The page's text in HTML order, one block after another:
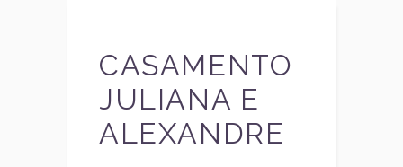
CASAMENTO
JULIANA E
ALEXANDRE